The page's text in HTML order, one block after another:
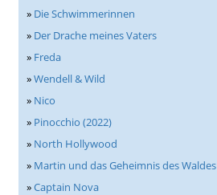
» Die Schwimmerinnen
» Der Drache meines Vaters
» Freda
»Wendell & Wild
» Nico
» Pinocchio (2022)
» North Hollywood
» Martin und das Geheimnis des Waldes
»Captain Nova